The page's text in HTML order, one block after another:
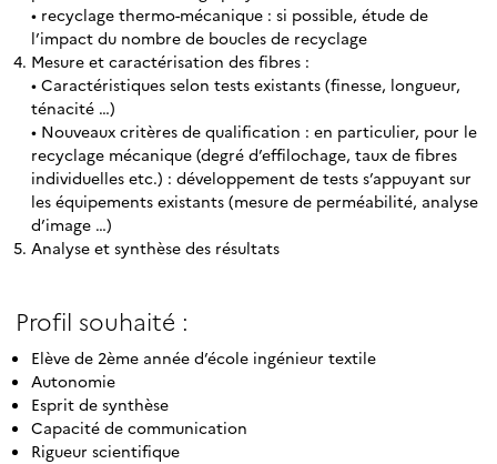
• recyclage thermo-mécanique : si possible, étude de
l’impact du nombre de boucles de recyclage
Mesure et caractérisation des fibres :
• Caractéristiques selon tests existants (finesse, longueur,
ténacité …)
• Nouveaux critères de qualification : en particulier, pour le
recyclage mécanique (degré d’effilochage, taux de fibres
individuelles etc.) : développement de tests s’appuyant sur
les équipements existants (mesure de perméabilité, analyse
d’image …)
Analyse et synthèse des résultats
Profil souhaité :
Elève de 2ème année d’école ingénieur textile
Autonomie
Esprit de synthèse
Capacité de communication
Rigueur scientifique